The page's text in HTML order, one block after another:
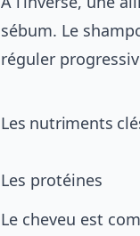
sébum. Le
réguler
Les nutriments
Les protéines
Le cheveu est